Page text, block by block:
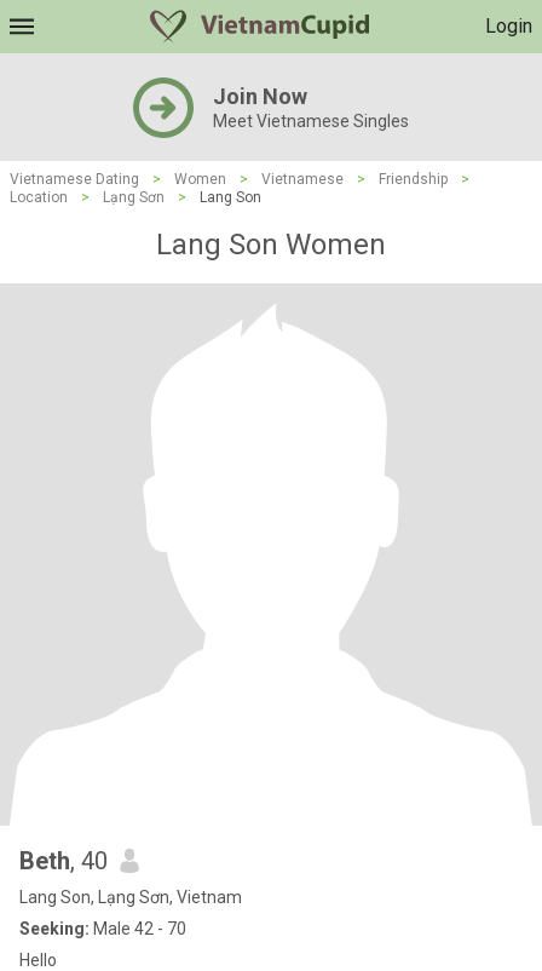
Login
Join Now
Meet Vietnamese Singles
Vietnamese Dating > Women > Vietnamese > Friendship
>
Location
> Lạng Sơn > Lang Son
Lang Son Women
Beth, 40
Lang Son, Lạng Sơn, Vietnam
Seeking: Male 42 - 70
Hello